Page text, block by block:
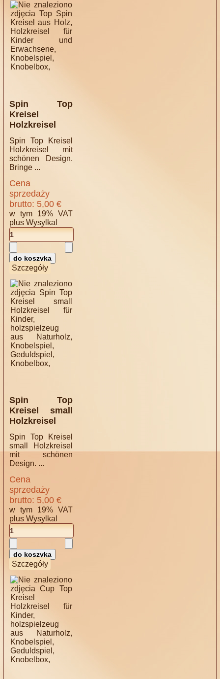
Spin Top
Kreisel
Holzkreisel
Spin Top Kreisel
Holzkreisel mit
schönen Design.
Bringe ...
Cena
sprzedaży
brutto: 5,00 €
w tym 19% VAT
plusWysylkal
Szczegóły
Spin Top
Kreisel small
Holzkreisel
Spin Top Kreisel
small Holzkreisel
mit schönen
Design. ...
Cena
sprzedaży
brutto: 5,00 €
w tym 19% VAT
plusWysylkal
Szczegóły